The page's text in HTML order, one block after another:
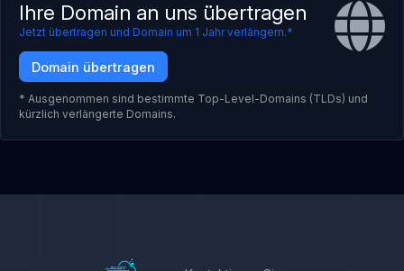
Ihre Domain an uns übertragen
Jetzt übertragen und Domain um 1 Jahr verlängern.*
Domain übertragen
* Ausgenommen sind bestimmte Top-Level-Domains (TLDs) und
kürzlich verlängerte Domains.